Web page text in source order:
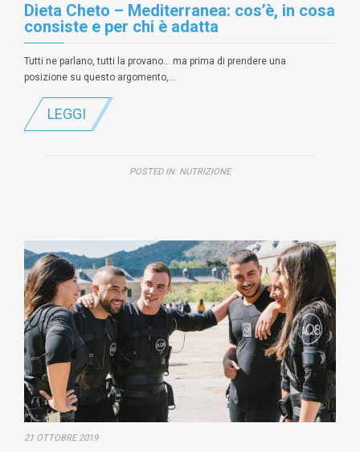
Dieta Cheto – Mediterranea: cos’è, in cosa
consiste e per chi è adatta
Tutti ne parlano, tutti la provano… ma prima di prendere una
posizione su questo argomento,…
LEGGI
POSTED IN: NUTRIZIONE
21 OTTOBRE 2019